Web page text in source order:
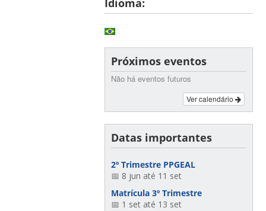
Idioma:
Próximos eventos
Não há eventos futuros
Ver calendário
Datas importantes
2º Trimestre PPGEAL
📅 8 jun até 11 set
Matrícula 3º Trimestre
📅 1 set até 13 set